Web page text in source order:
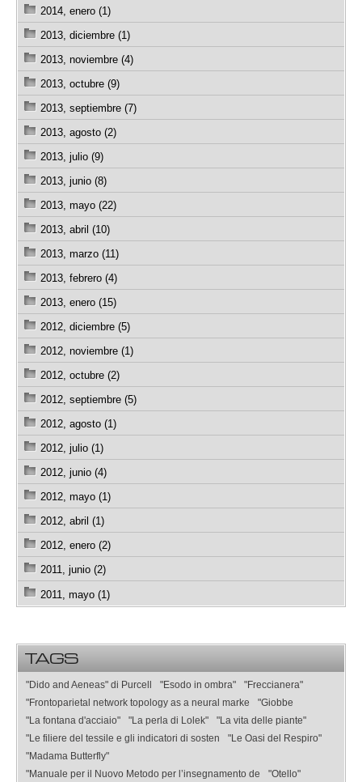
2014, enero (1)
2013, diciembre (1)
2013, noviembre (4)
2013, octubre (9)
2013, septiembre (7)
2013, agosto (2)
2013, julio (9)
2013, junio (8)
2013, mayo (22)
2013, abril (10)
2013, marzo (11)
2013, febrero (4)
2013, enero (15)
2012, diciembre (5)
2012, noviembre (1)
2012, octubre (2)
2012, septiembre (5)
2012, agosto (1)
2012, julio (1)
2012, junio (4)
2012, mayo (1)
2012, abril (1)
2012, enero (2)
2011, junio (2)
2011, mayo (1)
TAGS
"Dido and Aeneas" di Purcell "Esodo in ombra"
"Freccianera"
"Frontoparietal network topology as a neural marke
"Giobbe
"La fontana d'acciaio"
"La perla di Lolek"
"La vita delle piante"
"Le filiere del tessile e gli indicatori di sosten
"Le Oasi del Respiro"
"Madama Butterfly"
"Manuale per il Nuovo Metodo per l’insegnamento de
"Otello"